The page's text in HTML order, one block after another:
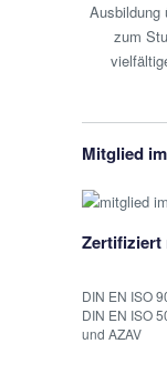
Ausbildung
zum
Mitglied im
Zertifiziert
DIN EN ISO
DIN EN ISO
und AZAV